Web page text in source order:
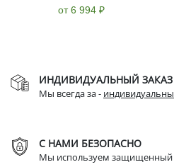
от 6 994 ₽
ИНДИВИДУАЛЬНЫЙ ЗАКАЗ
Мы всегда за -
С НАМИ БЕЗОПАСНО
Мы используем защищенный